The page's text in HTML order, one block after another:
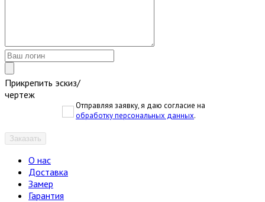
Прикрепить эскиз/
чертеж
Отправляя заявку, я даю согласие на
обработку персональных данных.
Заказать
О нас
Доставка
Замер
Гарантия